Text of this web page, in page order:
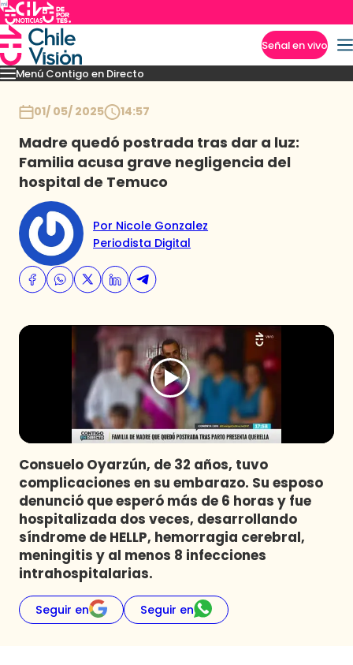
Señal en vivo
Menú Contigo en Directo
Momentos Novedades
01/ 05/ 2025 14:57
Madre quedó postrada tras dar a luz:
Familia acusa grave negligencia del
hospital de Temuco
Por Nicole Gonzalez
Periodista Digital
Consuelo Oyarzún, de 32 años, tuvo
complicaciones en su embarazo. Su esposo
denunció que esperó más de 6 horas y fue
hospitalizada dos veces, desarrollando
síndrome de HELLP, hemorragia cerebral,
meningitis y al menos 8 infecciones
intrahospitalarias.
Seguir en Seguir en
Imperdibles
Programas
Club De La Comedia
Contigo en Directo
Plan Perfecto
El Tiempo
Sabingo
Todos Los Programas